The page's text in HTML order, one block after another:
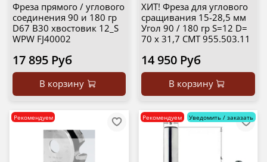
Фреза прямого / углового
соединения 90 и 180 гр
D67 B30 хвостовик 12_S
WPW FJ40002
17 895 Руб
В корзину
ХИТ! Фреза для углового
сращивания 15-28,5 мм
Угол 90 / 180 гр S=12 D=
70 x 31,7 CMT 955.503.11
14 950 Руб
В корзину
Рекомендуем Рекомендуем Уведомить / заказать